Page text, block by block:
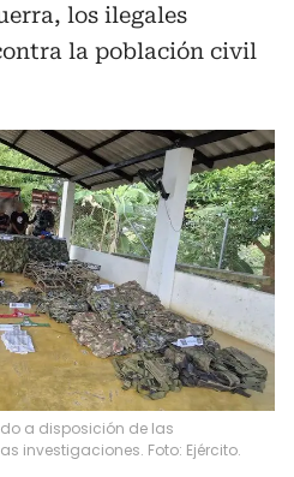
los ilegales
la población civil
a disposición de las
investigaciones. Foto: Ejército.